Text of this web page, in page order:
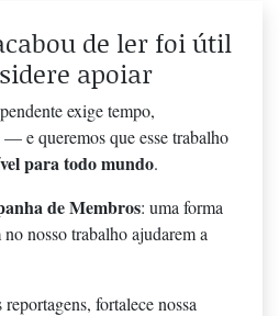
de ler foi útil
apoiar
exige tempo,
e queremos que esse trabalho
para todo mundo.
de Membros: uma forma
nosso trabalho ajudarem a
fortalece nossa